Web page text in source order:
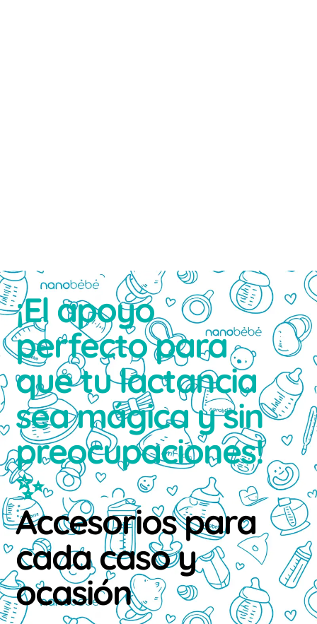
¡El apoyo
perfecto para
que tu lactancia
sea mágica y sin
preocupaciones!
✨
Accesorios para
cada caso y
ocasión